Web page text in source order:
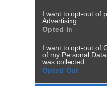
I want to opt-out of
Advertising.
Opted In
I want to opt-out of
of my Personal
was collected.
Opted Out